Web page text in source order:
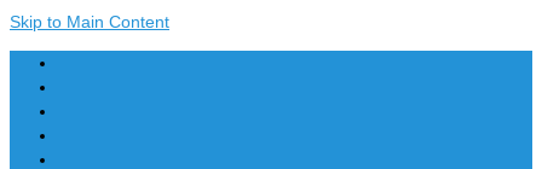
Skip to Main Content